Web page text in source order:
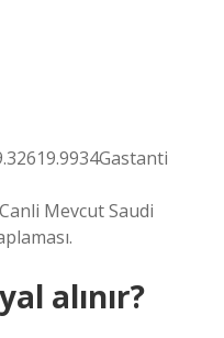
Mevcut Saudi
alınır?